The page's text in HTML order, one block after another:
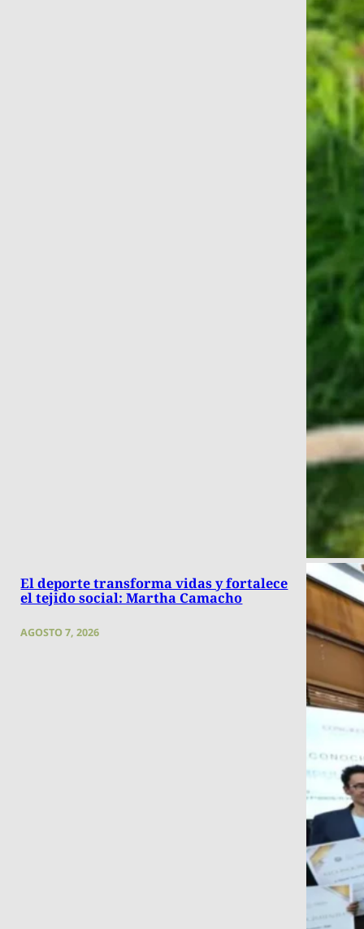
El deporte transforma vidas y fortalece
el tejido social: Martha Camacho
AGOSTO 7, 2026